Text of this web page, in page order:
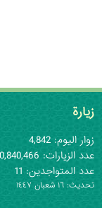
زيارة
زوار اليوم: 4,842
عدد الزيارات: 60,840,466
عدد المتواجدين: 11
تحديث: ١٦ شعبان ١٤٤٧